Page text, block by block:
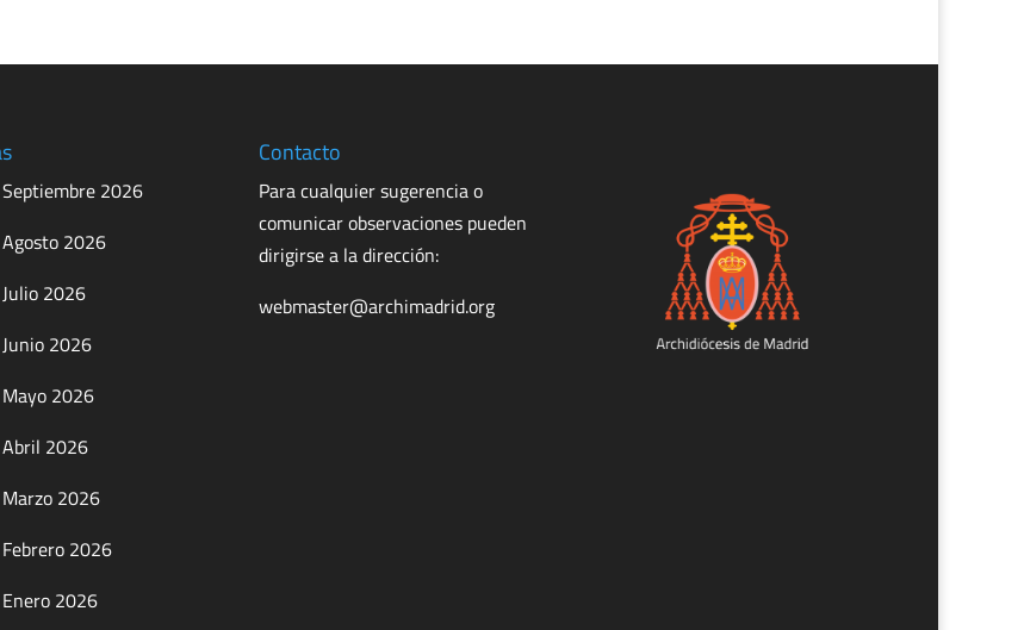
2026
2026
2026
2026
2026
2026
2026
2026
2026
Contacto
Para cualquier sugerencia o
comunicar observaciones pueden
dirigirse a la dirección:
webmaster@archimadrid.org